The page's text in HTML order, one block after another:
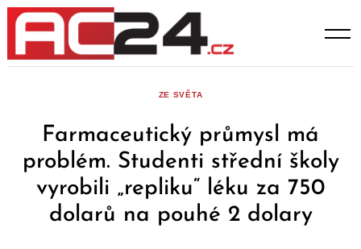
Skip
content
ZE SVĚTA
Farmaceutický průmysl má
problém. Studenti střední školy
vyrobili „repliku“ léku za 750
dolarů na pouhé 2 dolary